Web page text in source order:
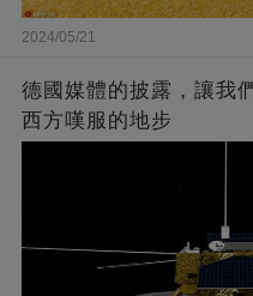
2024/05/21
德國媒體的披露，讓我
西方嘆服的地步